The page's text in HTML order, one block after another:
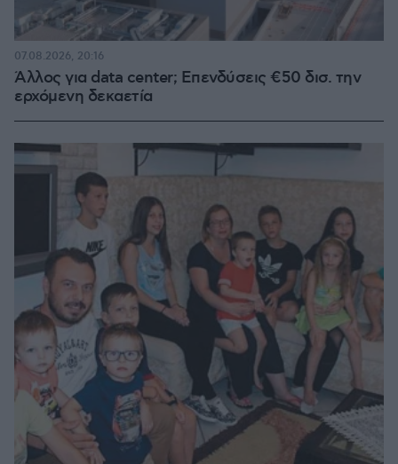
Άλλος για data center; Επενδύσεις €50 δισ. την
ερχόμενη δεκαετία
07.08.2026, 20:16